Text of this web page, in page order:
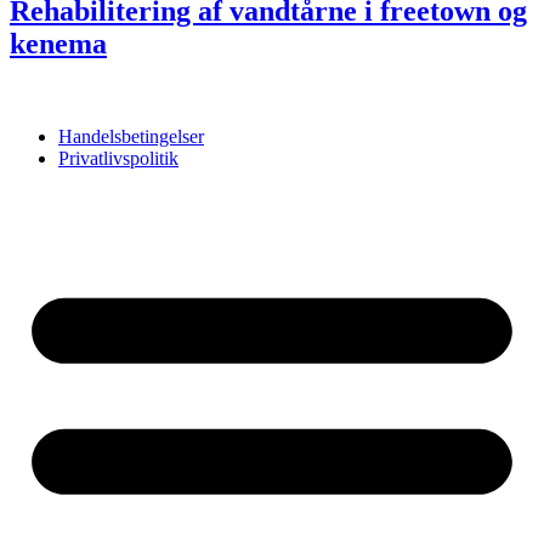
Rehabilitering af vandtårne i freetown og
kenema
Handelsbetingelser
Privatlivspolitik